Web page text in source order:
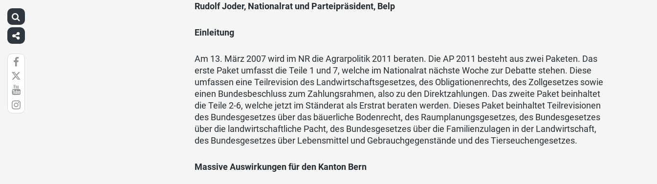
Rudolf Joder, Nationalrat und Parteipräsident, Belp
Einleitung
Am 13. März 2007 wird im NR die Agrarpolitik 2011 beraten. Die AP 2011 besteht aus zwei Paketen. Das
erste Paket umfasst die Teile 1 und 7, welche im Nationalrat nächste Woche zur Debatte stehen. Diese
umfassen eine Teilrevision des Landwirtschaftsgesetzes, des Obligationenrechts, des Zollgesetzes sowie
einen Bundesbeschluss zum Zahlungsrahmen, also zu den Direktzahlungen. Das zweite Paket beinhaltet
die Teile 2-6, welche jetzt im Ständerat als Erstrat beraten werden. Dieses Paket beinhaltet Teilrevisionen
des Bundesgesetzes über das bäuerliche Bodenrecht, des Raumplanungsgesetzes, des Bundesgesetzes
über die landwirtschaftliche Pacht, des Bundesgesetzes über die Familienzulagen in der Landwirtschaft,
des Bundesgesetzes über Lebensmittel und Gebrauchgegenstände und des Tierseuchengesetzes.
Massive Auswirkungen für den Kanton Bern